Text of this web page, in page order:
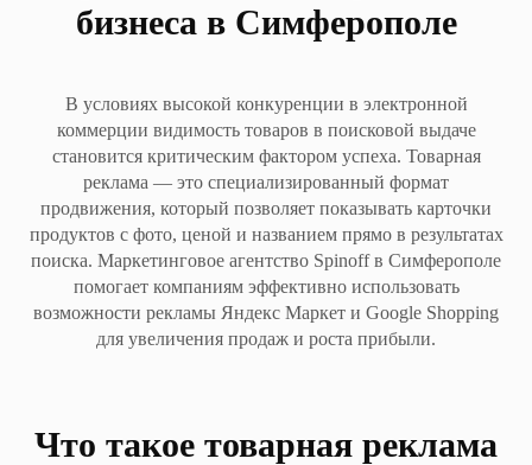
бизнеса в Симферополе
В условиях высокой конкуренции в электронной
коммерции видимость товаров в поисковой выдаче
становится критическим фактором успеха. Товарная
реклама — это специализированный формат
продвижения, который позволяет показывать карточки
продуктов с фото, ценой и названием прямо в результатах
поиска. Маркетинговое агентство Spinoff в Симферополе
помогает компаниям эффективно использовать
возможности рекламы Яндекс Маркет и Google Shopping
для увеличения продаж и роста прибыли.
Что такое товарная реклама